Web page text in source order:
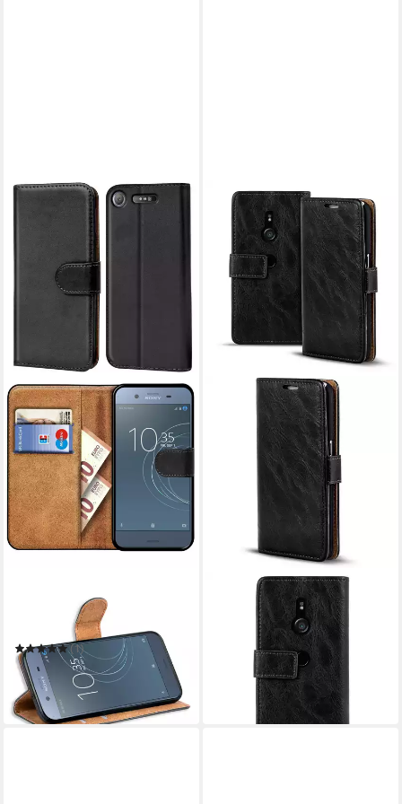
Handyhülle Wallet Klapp
Tasche Book Case für Sony
Xperia XZ1
(1)
12,99 € UVP 17,99 €
-28%
in 2-3 Werktagen bei dir
COOLGADGET
Handyhülle Retro Klapphülle
für Sony Xperia XZ3
UVP 17,99 €
in 2-3 Werktagen bei dir